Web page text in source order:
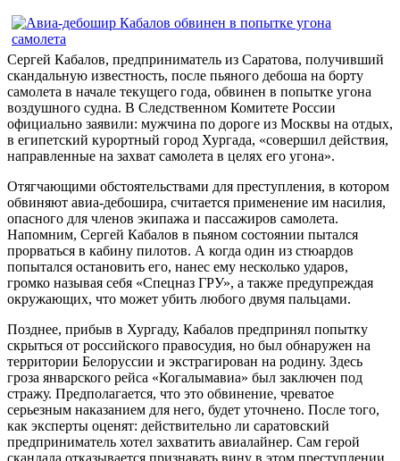
Сергей Кабалов, предприниматель из Саратова, получивший
скандальную известность, после пьяного дебоша на борту
самолета в начале текущего года, обвинен в попытке угона
воздушного судна. В Следственном Комитете России
официально заявили: мужчина по дороге из Москвы на отдых,
в египетский курортный город Хургада, «совершил действия,
направленные на захват самолета в целях его угона».
Отягчающими обстоятельствами для преступления, в котором
обвиняют авиа-дебошира, считается применение им насилия,
опасного для членов экипажа и пассажиров самолета.
Напомним, Сергей Кабалов в пьяном состоянии пытался
прорваться в кабину пилотов. А когда один из стюардов
попытался остановить его, нанес ему несколько ударов,
громко называя себя «Спецназ ГРУ», а также предупреждая
окружающих, что может убить любого двумя пальцами.
Позднее, прибыв в Хургаду, Кабалов предпринял попытку
скрыться от российского правосудия, но был обнаружен на
территории Белоруссии и экстрагирован на родину. Здесь
гроза январского рейса «Когалымавиа» был заключен под
стражу. Предполагается, что это обвинение, чреватое
серьезным наказанием для него, будет уточнено. После того,
как эксперты оценят: действительно ли саратовский
предприниматель хотел захватить авиалайнер. Сам герой
скандала отказывается признавать вину в этом преступлении.